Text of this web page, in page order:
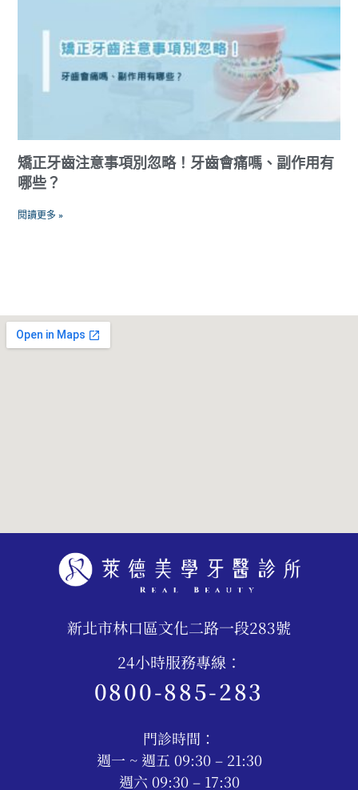
矯正牙齒注意事項別忽略！牙齒會痛嗎、副作用有
哪些？
閱讀更多 »
新北市林口區文化二路一段283號
24小時服務專線：
0800-885-283
門診時間：
週一 ~ 週五 09:30 – 21:30
週六 09:30 – 17:30